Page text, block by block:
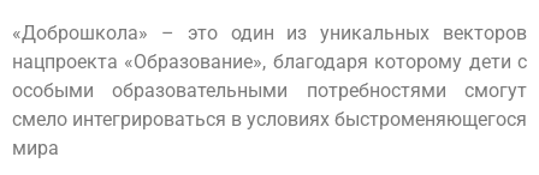
«Доброшкола» – это один из уникальных векторов
нацпроекта «Образование», благодаря которому дети с
особыми образовательными потребностями смогут
смело интегрироваться в условиях быстроменяющегося
мира